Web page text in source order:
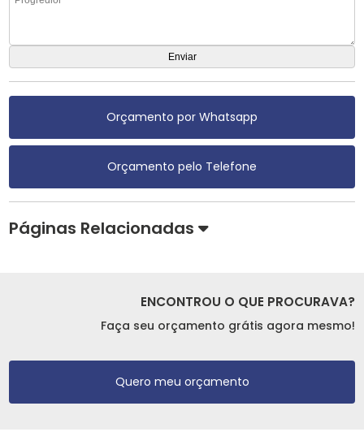
Orçamento por Whatsapp
Orçamento pelo Telefone
Páginas Relacionadas
ENCONTROU O QUE PROCURAVA?
Faça seu orçamento grátis agora mesmo!
Quero meu orçamento